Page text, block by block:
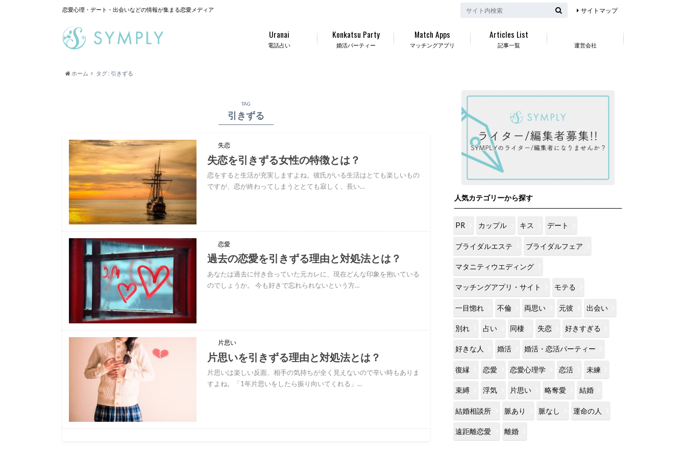
恋愛心理・デート・出会いなどの情報が集まる恋愛メディア サイトマップ
電話占い
Uranai
婚活パーティー
Konkatsu Party
マッチングアプリ
Match Apps
記事一覧
Articles List
運営会社
ホーム タグ : 引きずる
TAG
引きずる
失恋
失恋を引きずる女性の特徴とは？
恋をすると生活が充実しますよね。彼氏がいる生活はとても楽しいもの
ですが、恋が終わってしまうととても寂しく、長い…
恋愛
過去の恋愛を引きずる理由と対処法とは？
あなたは過去に付き合っていた元カレに、現在どんな印象を抱いている
のでしょうか。 今も好きで忘れられないという方…
片思い
片思いを引きずる理由と対処法とは？
片思いは楽しい反面、相手の気持ちが全く見えないので辛い時もありま
すよね。「1年片思いをしたら振り向いてくれる」…
人気カテゴリーから探す
PR カップル キス デート
ブライダルエステ ブライダルフェア
マタニティウエディング
マッチングアプリ・サイト モテる
一目惚れ 不倫 両思い 元彼 出会い
別れ 占い 同棲 失恋 好きすぎる
好きな人 婚活 婚活・恋活パーティー
復縁 恋愛 恋愛心理学 恋活 未練
束縛 浮気 片思い 略奪愛 結婚
結婚相談所 脈あり 脈なし 運命の人
遠距離恋愛 離婚